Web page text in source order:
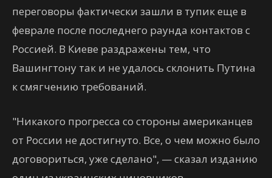
переговоры фактически зашли в тупик еще в
феврале после последнего раунда контактов с
Россией. В Киеве раздражены тем, что
Вашингтону так и не удалось склонить Путина
к смягчению требований.
"Никакого прогресса со стороны американцев
от России не достигнуто. Все, о чем можно было
договориться, уже сделано", — сказал изданию